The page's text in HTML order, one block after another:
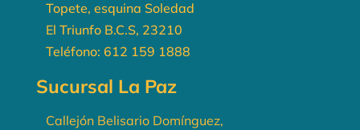
Topete, esquina Soledad
El Triunfo B.C.S, 23210
Teléfono: 612 159 1888
Sucursal La Paz
Callejón Belisario Domínguez,